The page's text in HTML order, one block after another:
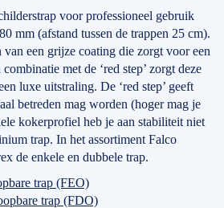
voor professioneel gebruik
mm (afstand tussen de trappen 25 cm).
een grijze coating die zorgt voor een
met de ‘red step’ zorgt deze
luxe uitstraling. De ‘red step’ geeft
betreden mag worden (hoger mag je
kokerprofiel heb je aan stabiliteit niet
trap. In het assortiment Falco
de enkele en dubbele trap.
trap (FEO)
trap (FDO)